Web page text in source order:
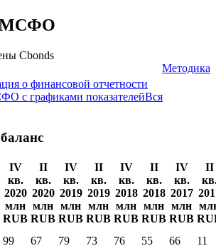
МСФО
Cbonds
Методика
о финансовой отчетности
с графиками показателейВся
IV
кв.
2020
млн
RUB
II
кв.
2020
млн
RUB
IV
кв.
2019
млн
RUB
II
кв.
2019
млн
RUB
IV
кв.
2018
млн
RUB
II
кв.
2018
млн
RUB
IV
кв.
2017
млн
RUB
II
99
67
79
73
76
55
66
11